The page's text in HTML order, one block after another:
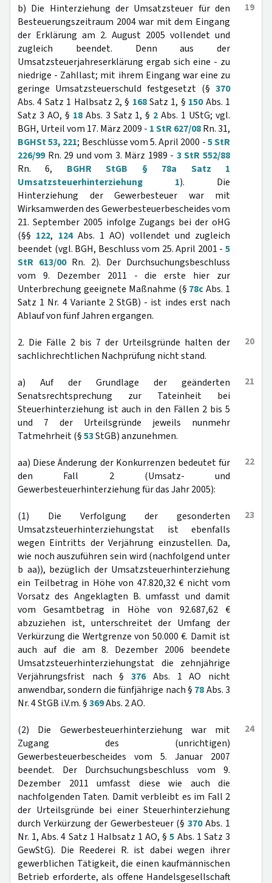
19
b) Die Hinterziehung der Umsatzsteuer für den
Besteuerungszeitraum 2004 war mit dem Eingang
der Erklärung am 2. August 2005 vollendet und
zugleich beendet. Denn aus der
Umsatzsteuerjahreserklärung ergab sich eine - zu
niedrige - Zahllast; mit ihrem Eingang war eine zu
geringe Umsatzsteuerschuld festgesetzt (§ 370
Abs. 4 Satz 1 Halbsatz 2, § 168Satz 1, § 150Abs. 1
Satz 3 AO, § 18Abs. 3 Satz 1, § 2 Abs. 1 UStG; vgl.
BGH, Urteil vom 17. März 2009 - 1 StR 627/08Rn. 31,
BGHSt 53, 221; Beschlüsse vom 5. April 2000 -5 StR
226/99Rn. 29 und vom 3. März 1989 - 3 StR 552/88
Rn. 6, BGHR StGB § 78a Satz 1
Umsatzsteuerhinterziehung 1). Die
Hinterziehung der Gewerbesteuer war mit
Wirksamwerden des Gewerbesteuerbescheides vom
21. September 2005 infolge Zugangs bei der oHG
(§§ 122, 124Abs. 1 AO) vollendet und zugleich
beendet (vgl. BGH, Beschluss vom 25. April 2001 - 5
StR 613/00Rn. 2). Der Durchsuchungsbeschluss
vom 9. Dezember 2011 - die erste hier zur
Unterbrechung geeignete Maßnahme (§ 78cAbs. 1
Satz 1 Nr. 4 Variante 2 StGB) - ist indes erst nach
Ablauf von fünf Jahren ergangen.
20
2. Die Fälle 2 bis 7 der Urteilsgründe halten der
sachlichrechtlichen Nachprüfung nicht stand.
21
a) Auf der Grundlage der geänderten
Senatsrechtsprechung zur Tateinheit bei
Steuerhinterziehung ist auch in den Fällen 2 bis 5
und 7 der Urteilsgründe jeweils nunmehr
Tatmehrheit (§53StGB) anzunehmen.
22
aa) Diese Änderung der Konkurrenzen bedeutet für
den Fall 2 (Umsatz- und
Gewerbesteuerhinterziehung für das Jahr 2005):
23
(1) Die Verfolgung der gesonderten
Umsatzsteuerhinterziehungstat ist ebenfalls
wegen Eintritts der Verjährung einzustellen. Da,
wie noch auszuführen sein wird (nachfolgend unter
b aa)), bezüglich der Umsatzsteuerhinterziehung
ein Teilbetrag in Höhe von 47.820,32 € nicht vom
Vorsatz des Angeklagten B. umfasst und damit
vom Gesamtbetrag in Höhe von 92.687,62 €
abzuziehen ist, unterschreitet der Umfang der
Verkürzung die Wertgrenze von 50.000 €. Damit ist
auch auf die am 8. Dezember 2006 beendete
Umsatzsteuerhinterziehungstat die zehnjährige
Verjährungsfrist nach §376Abs. 1 AO nicht
anwendbar, sondern die fünfjährige nach § 78Abs. 3
Nr. 4 StGB i.V.m. §369Abs. 2 AO.
24
(2) Die Gewerbesteuerhinterziehung war mit
Zugang des (unrichtigen)
Gewerbesteuerbescheides vom 5. Januar 2007
beendet. Der Durchsuchungsbeschluss vom 9.
Dezember 2011 umfasst diese wie auch die
nachfolgenden Taten. Damit verbleibt es im Fall 2
der Urteilsgründe bei einer Steuerhinterziehung
durch Verkürzung der Gewerbesteuer (§370Abs. 1
Nr. 1, Abs. 4 Satz 1 Halbsatz 1 AO, §5 Abs. 1 Satz 3
GewStG). Die Reederei R. ist dabei wegen ihrer
gewerblichen Tätigkeit, die einen kaufmännischen
Betrieb erforderte, als offene Handelsgesellschaft